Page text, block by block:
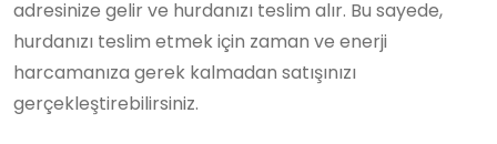
adresinize gelir ve hurdanızı teslim alır. Bu sayede,
hurdanızı teslim etmek için zaman ve enerji
harcamanıza gerek kalmadan satışınızı
gerçekleştirebilirsiniz.